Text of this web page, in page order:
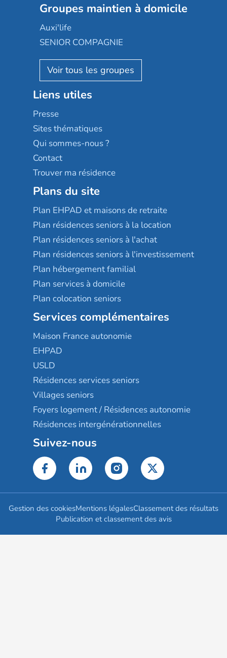
Les jardins d'Arcadie
Occitalia
Appartseniors
Reseda
Stella management
Les villages d'or
Sérénys
Résidences services Villa Médicis
Groupe SOS
Le Noble Âge
Almage
Résidalya
Groupe aplus
Groupes maintien à domicile
Auxi'life
SENIOR COMPAGNIE
AGE D'OR Services
Liens utiles
Presse
Sites thématiques
Qui sommes-nous ?
Contact
Trouver ma résidence
Plans du site
Plan EHPAD et maisons de retraite
Plan résidences seniors à la location
Plan résidences seniors à l'achat
Plan résidences seniors à l'investissement
Plan hébergement familial
Plan services à domicile
Plan colocation seniors
Services complémentaires
Maison France autonomie
EHPAD
USLD
Résidences services seniors
Villages seniors
Foyers logement / Résidences autonomie
Résidences intergénérationnelles
Suivez-nous
Gestion des cookiesMentions légalesClassement des résultats
Publication et classement des avis